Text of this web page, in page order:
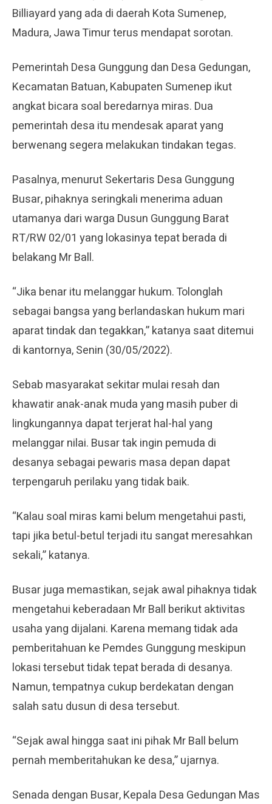
Billiayard yang ada di daerah Kota Sumenep,
Madura, Jawa Timur terus mendapat sorotan.
Pemerintah Desa Gunggung dan Desa Gedungan,
Kecamatan Batuan, Kabupaten Sumenep ikut
angkat bicara soal beredarnya miras. Dua
pemerintah desa itu mendesak aparat yang
berwenang segera melakukan tindakan tegas.
Pasalnya, menurut Sekertaris Desa Gunggung
Busar, pihaknya seringkali menerima aduan
utamanya dari warga Dusun Gunggung Barat
RT/RW 02/01 yang lokasinya tepat berada di
belakang Mr Ball.
“Jika benar itu melanggar hukum. Tolonglah
sebagai bangsa yang berlandaskan hukum mari
aparat tindak dan tegakkan,” katanya saat ditemui
di kantornya, Senin (30/05/2022).
Sebab masyarakat sekitar mulai resah dan
khawatir anak-anak muda yang masih puber di
lingkungannya dapat terjerat hal-hal yang
melanggar nilai. Busar tak ingin pemuda di
desanya sebagai pewaris masa depan dapat
terpengaruh perilaku yang tidak baik.
“Kalau soal miras kami belum mengetahui pasti,
tapi jika betul-betul terjadi itu sangat meresahkan
sekali,” katanya.
Busar juga memastikan, sejak awal pihaknya tidak
mengetahui keberadaan Mr Ball berikut aktivitas
usaha yang dijalani. Karena memang tidak ada
pemberitahuan ke Pemdes Gunggung meskipun
lokasi tersebut tidak tepat berada di desanya.
Namun, tempatnya cukup berdekatan dengan
salah satu dusun di desa tersebut.
“Sejak awal hingga saat ini pihak Mr Ball belum
pernah memberitahukan ke desa,” ujarnya.
Senada dengan Busar, Kepala Desa Gedungan Mas